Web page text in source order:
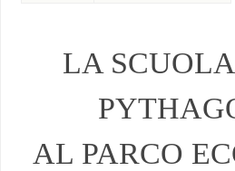
LA
AL PARCO